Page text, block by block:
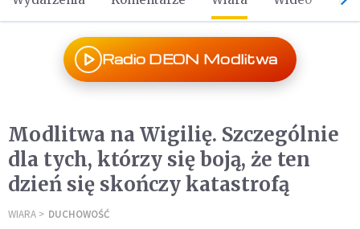
Radio DEON Modlitwa
Modlitwa na Wigilię. Szczególnie
dla tych, którzy się boją, że ten
dzień się skończy katastrofą
WIARA DUCHOWOŚĆ